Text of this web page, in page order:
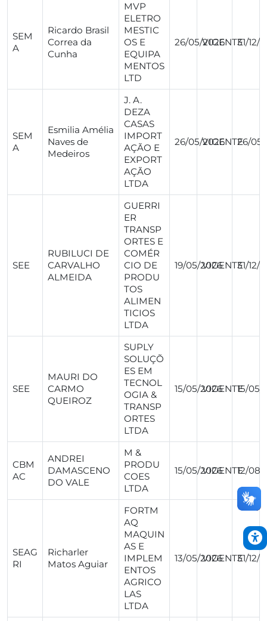
SEM
A
Ricardo Brasil
Correa da
Cunha
MVP
ELETRO
MESTIC
OS E
EQUIPA
MENTOS
LTD
26/05/2026
VIGENTE31/12/
SEM
A
Esmilia Amélia
Naves de
Medeiros
J. A.
DEZA
CASAS
IMPORT
AÇÃO E
EXPORT
AÇÃO
LTDA
26/05/2026
VIGENTE26/
SEE
RUBILUCI DE
CARVALHO
ALMEIDA
GUERRI
ER
TRANSP
ORTES E
COMÉR
CIO DE
PRODU
TOS
ALIMEN
TICIOS
LTDA
19/05/2026VIGENTE31/12/
SEE
MAURI DO
CARMO
QUEIROZ
SUPLY
SOLUÇÕ
ES EM
TECNOL
OGIA &
TRANSP
ORTES
LTDA
15/05/2026VIGENTE15/05/
CBM
AC
ANDREI
DAMASCENO
DO VALE
M &
PRODU
COES
LTDA
15/05/2026VIGENTE12/08/
SEAG
RI
Richarler
Matos Aguiar
FORTM
AQ
MAQUIN
AS E
IMPLEM
ENTOS
AGRICO
LAS
LTDA
13/05/2026VIGENTE31/12/